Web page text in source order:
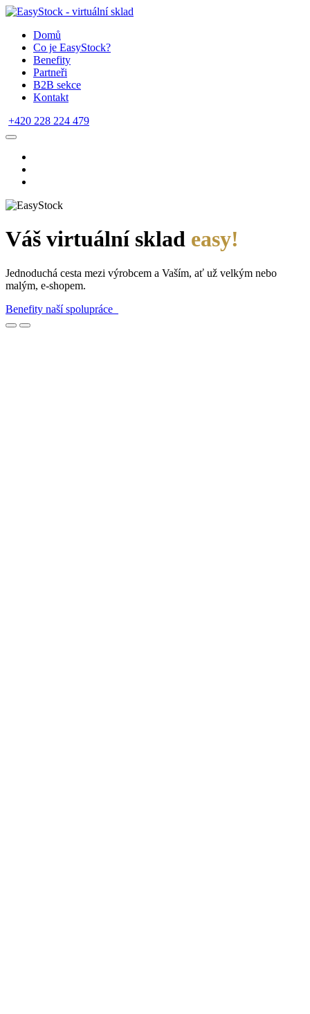
Domů
Co je EasyStock?
Benefity
Partneři
B2B sekce
Kontakt
+420 228 224 479
Váš virtuální sklad easy!
Jednoduchá cesta mezi výrobcem a Vaším, ať už velkým nebo
malým, e-shopem.
Benefity naší spolupráce